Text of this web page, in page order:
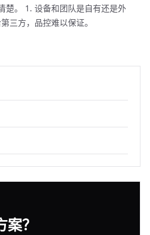
楚。 1. 设备和团队是自有还是外
三方，品控难以保证。
？